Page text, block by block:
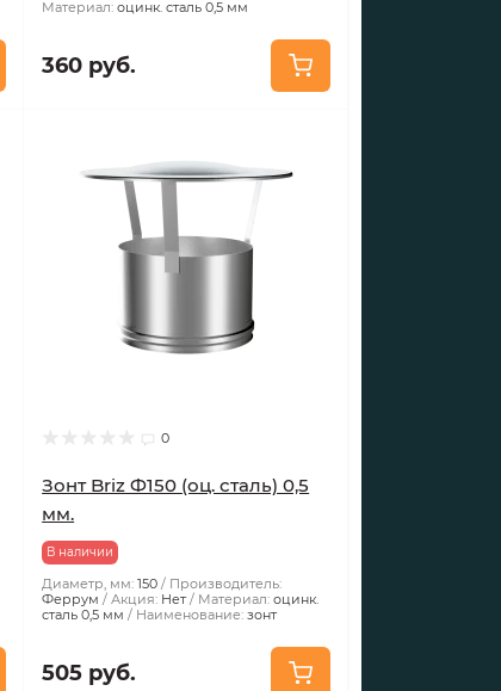
Материал: оцинк. сталь 0,5 мм
360 руб.
0
Зонт Briz Ф150 (оц. сталь) 0,5
мм.
В наличии
Диаметр, мм: 150
Производитель:
Феррум
Акция: Нет Материал: оцинк.
сталь 0,5 мм
Наименование: зонт
505 руб.